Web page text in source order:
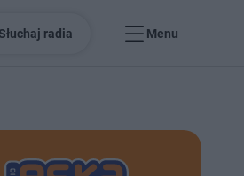
radia Menu